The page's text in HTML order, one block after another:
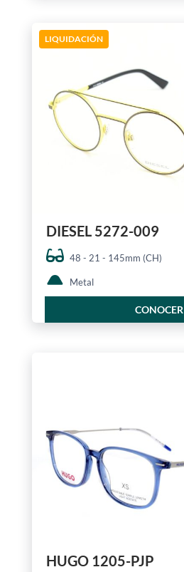
LIQUIDACIÓN
DIESEL 5272-009
48 - 21 - 145mm (CH)
Metal
CONOCER
HUGO 1205-PJP